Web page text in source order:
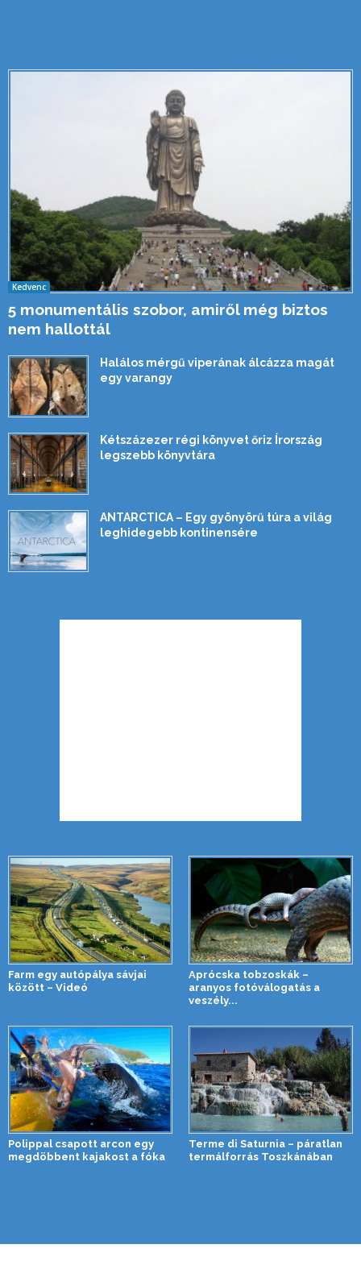
Kedvenc
5 monumentális szobor, amiről még biztos
nem hallottál
Halálos mérgű viperának álcázza magát
egy varangy
Kétszázezer régi könyvet őriz Írország
legszebb könyvtára
ANTARCTICA – Egy gyönyörű túra a világ
leghidegebb kontinensére
Farm egy autópálya sávjai
között – Videó
Aprócska tobzoskák –
aranyos fotóválogatás a
veszély...
Polippal csapott arcon egy
megdöbbent kajakost a fóka
Terme di Saturnia – páratlan
termálforrás Toszkánában